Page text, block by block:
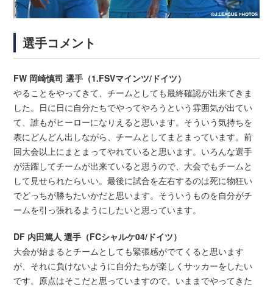
選手コメント
FW 岡崎慎司 選手（1.FSVマインツ/ドイツ）
やることをやってきて、チームとしても最終確認が出来てきま
した。日に日に自分たちでやってやろうという雰囲気が出てい
て、誰もがヒーローになりえると思います。そういう気持ちを
表にどんどん出しながら、チームとしてまとまっています。前
回大会以上にまとまってやれていると思います。いろんな選手
が活躍してチームが出来ていると思うので、大会でもチームと
して見せられたらいい。最後に試合を左右するのは死に物狂い
でどっちが勝ちたいかだと思います。そういうものを自分がチ
ームを引っ張れるようにしたいと思っています。
DF 内田篤人 選手（FCシャルケ04/ドイツ）
大会が始まるとチームとしても緊張感がでてくると思います
が、それに負けないように自分たちが楽しくサッカーをしたい
です。原点はそこだと思っていますので。いままでやってきた